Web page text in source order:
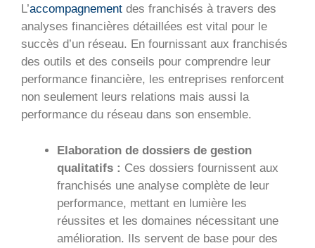
L’accompagnement des franchisés à travers des
analyses financières détaillées est vital pour le
succès d’un réseau. En fournissant aux franchisés
des outils et des conseils pour comprendre leur
performance financière, les entreprises renforcent
non seulement leurs relations mais aussi la
performance du réseau dans son ensemble.
Elaboration de dossiers de gestion
qualitatifs : Ces dossiers fournissent aux
franchisés une analyse complète de leur
performance, mettant en lumière les
réussites et les domaines nécessitant une
amélioration. Ils servent de base pour des